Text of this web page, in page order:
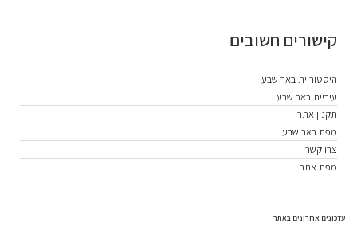
קישורים חשובים
היסטוריית באר שבע
עיריית באר שבע
תקנון אתר
מפת באר שבע
צרו קשר
מפת אתר
עדכונים אחרונים באתר